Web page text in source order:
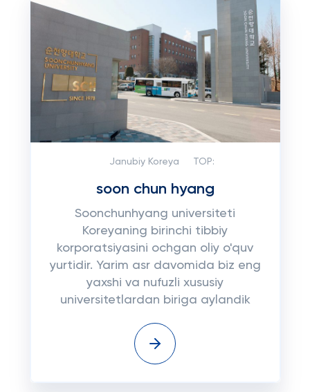
Janubiy Koreya TOP:
soon chun hyang
Soonchunhyang universiteti
Koreyaning birinchi tibbiy
korporatsiyasini ochgan oliy o'quv
yurtidir. Yarim asr davomida biz eng
yaxshi va nufuzli xususiy
universitetlardan biriga aylandik